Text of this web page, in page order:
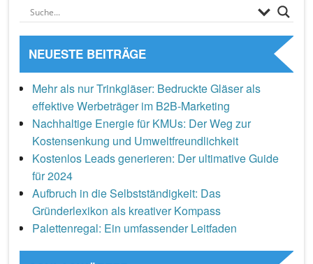
NEUESTE BEITRÄGE
Mehr als nur Trinkgläser: Bedruckte Gläser als
effektive Werbeträger im B2B-Marketing
Nachhaltige Energie für KMUs: Der Weg zur
Kostensenkung und Umweltfreundlichkeit
Kostenlos Leads generieren: Der ultimative Guide
für 2024
Aufbruch in die Selbstständigkeit: Das
Gründerlexikon als kreativer Kompass
Palettenregal: Ein umfassender Leitfaden